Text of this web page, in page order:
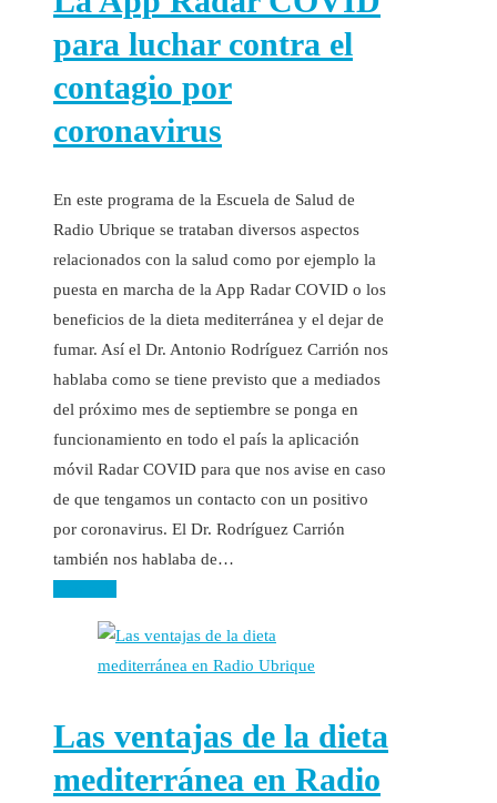
para luchar contra el
contagio por
coronavirus
En este programa de la Escuela de Salud de
Radio Ubrique se trataban diversos aspectos
relacionados con la salud como por ejemplo la
puesta en marcha de la App Radar COVID o los
beneficios de la dieta mediterránea y el dejar de
fumar. Así el Dr. Antonio Rodríguez Carrión nos
hablaba como se tiene previsto que a mediados
del próximo mes de septiembre se ponga en
funcionamiento en todo el país la aplicación
móvil Radar COVID para que nos avise en caso
de que tengamos un contacto con un positivo
por coronavirus. El Dr. Rodríguez Carrión
también nos hablaba de…
Las ventajas de la dieta
mediterránea en Radio